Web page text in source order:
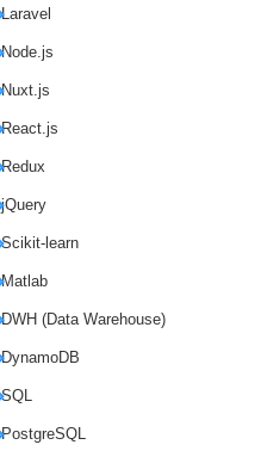
Laravel
Node.js
Nuxt.js
React.js
Redux
jQuery
Scikit-learn
Matlab
DWH (Data Warehouse)
DynamoDB
SQL
PostgreSQL